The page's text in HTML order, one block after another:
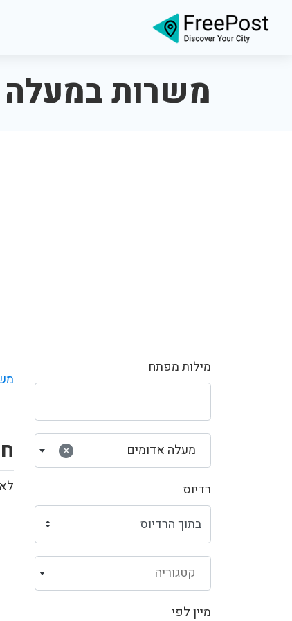
משרות במעלה
מילות מפתח
× מעלה אדומים
רדיוס
קטגוריה
מיין לפי